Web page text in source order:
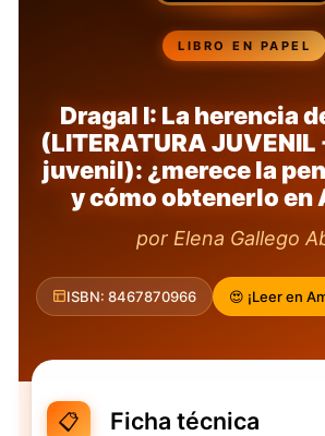
LIBRO EN PAPEL
Dragal I: La herencia
(LITERATURA
juvenil): ¿merece la
y cómo obtenerlo en
por Elena Gallego
ISBN: 8467870966 😍 ¡Leer en
📋 Ficha técnica